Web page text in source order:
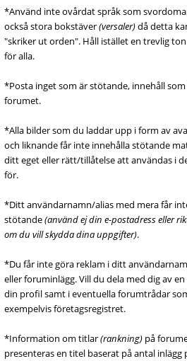
*Använd inte ovårdat språk som
också stora bokstäver(versaler)då detta
"skriker ut orden". Håll istället en trevlig
för alla.
*Posta inget som är stötande, innehåll
forumet.
*Alla bilder som du laddar upp i form av
och liknande får inte innehålla stötande
ditt eget eller rätt/tillåtelse att användas i
för.
*Ditt användarnamn/alias med mera får
stötande(använd ej din e-postadress eller
om du vill skydda dina uppgifter).
*Du får inte göra reklam i ditt
eller foruminlägg. Vill du dela med dig av
din profil samt i eventuella forumtrådar
exempelvis företagsregistret.
*Information om titlar(rankning) på
presenteras en titel baserat på antal